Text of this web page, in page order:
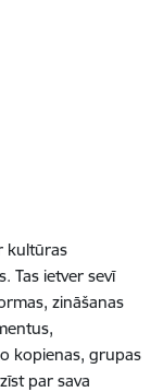
kultūras
Tas ietver sevī
zināšanas
kopienas, grupas
par sava